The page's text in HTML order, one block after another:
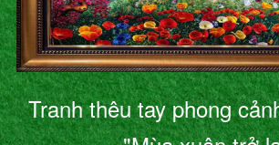
Tranh thêu tay phong